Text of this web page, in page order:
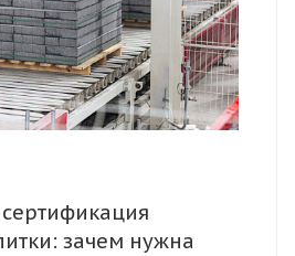
зачем нужна